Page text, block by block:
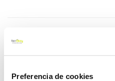
Preferencia de cookies